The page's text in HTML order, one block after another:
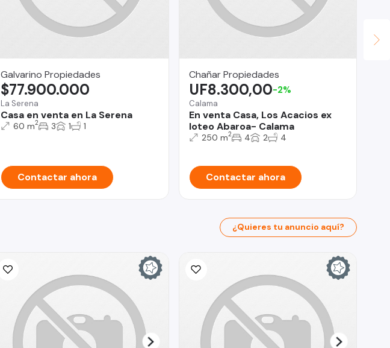
Galvarino Propiedades
La Serena
Casa en venta en La Serena
$77.900.000
60 m2 3 1 1
Contactar ahora
Chañar Propiedades
Calama
En venta Casa, Los Acacios ex
loteo Abaroa- Calama
UF8.300,00-2%
250 m2 4 2 4
Contactar ahora
¿Quieres tu anuncio aquí?